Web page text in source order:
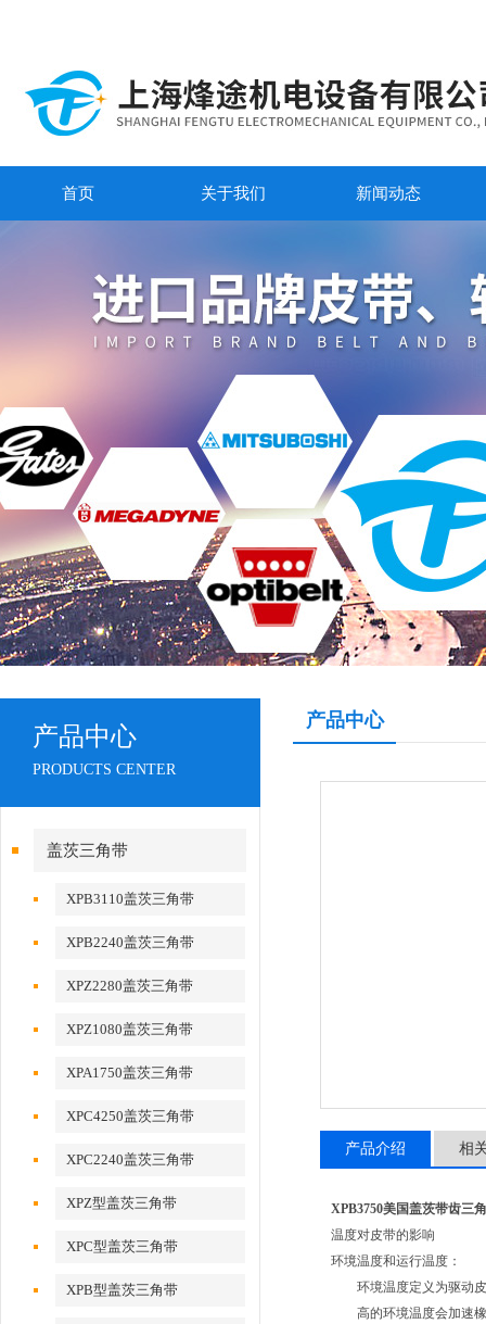
首页 关于我们 新闻动态
产品中心
PRODUCTS CENTER
盖茨三角带
XPB3110盖茨三角带
XPB2240盖茨三角带
XPZ2280盖茨三角带
XPZ1080盖茨三角带
XPA1750盖茨三角带
XPC4250盖茨三角带
XPC2240盖茨三角带
XPZ型盖茨三角带
XPC型盖茨三角带
XPB型盖茨三角带
产品中心
产品介绍 相
XPB3750美国盖茨带齿三
温度对皮带的影响
环境温度和运行温度：
环境温度定义为驱动皮
高的环境温度会加速橡